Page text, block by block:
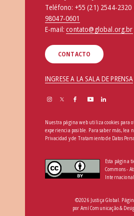
Teléfono: +55 (21) 2544-
98047-0601
E-mail:contato@global.org.br
CONTACTO
INGRESE A LA SALA DE PRENSA
Nuestra página web utiliza cookies para
experiencia posible. Para saber más, lea
Privacidad y de Tratamiento de Datos
Esta página
Commons -
Internacional.
©2026 Justiça Global.
por Amí Comunicação &